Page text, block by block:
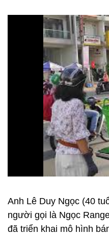
Anh Lê Duy Ngọc (40
người gọi là Ngọc
đã triển khai mô hình